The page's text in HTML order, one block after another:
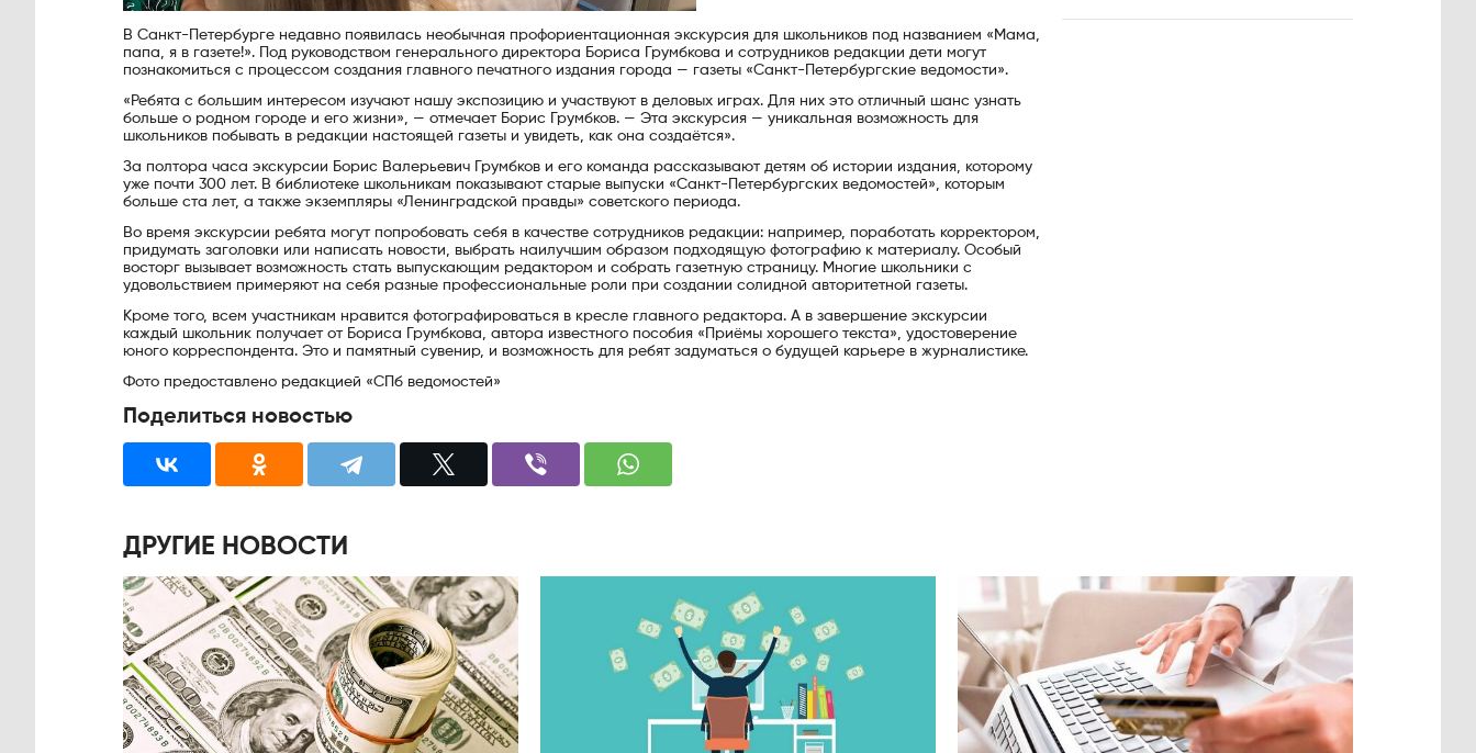
В Санкт-Петербурге недавно появилась необычная профориентационная экскурсия для школьников под названием «Мама,
папа, я в газете!». Под руководством генерального директора Бориса Грумбкова и сотрудников редакции дети могут
познакомиться с процессом создания главного печатного издания города — газеты «Санкт-Петербургские ведомости».
«Ребята с большим интересом изучают нашу экспозицию и участвуют в деловых играх. Для них это отличный шанс узнать
больше о родном городе и его жизни», — отмечает Борис Грумбков. — Эта экскурсия — уникальная возможность для
школьников побывать в редакции настоящей газеты и увидеть, как она создаётся».
За полтора часа экскурсии Борис Валерьевич Грумбков и его команда рассказывают детям об истории издания, которому
уже почти 300 лет. В библиотеке школьникам показывают старые выпуски «Санкт-Петербургских ведомостей», которым
больше ста лет, а также экземпляры «Ленинградской правды» советского периода.
Во время экскурсии ребята могут попробовать себя в качестве сотрудников редакции: например, поработать корректором,
придумать заголовки или написать новости, выбрать наилучшим образом подходящую фотографию к материалу. Особый
восторг вызывает возможность стать выпускающим редактором и собрать газетную страницу. Многие школьники с
удовольствием примеряют на себя разные профессиональные роли при создании солидной авторитетной газеты.
Кроме того, всем участникам нравится фотографироваться в кресле главного редактора. А в завершение экскурсии
каждый школьник получает от Бориса Грумбкова, автора известного пособия «Приёмы хорошего текста», удостоверение
юного корреспондента. Это и памятный сувенир, и возможность для ребят задуматься о будущей карьере в журналистике.
Фото предоставлено редакцией «СПб ведомостей»
Поделиться новостью
ДРУГИЕ НОВОСТИ